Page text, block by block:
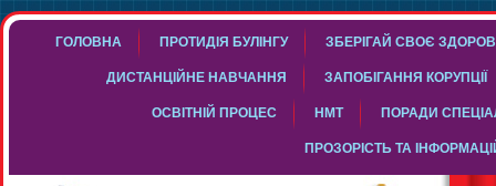
ГОЛОВНА ПРОТИДІЯ БУЛІНГУ ЗБЕРІГАЙ СВОЄ
ДИСТАНЦІЙНЕ НАВЧАННЯ ЗАПОБІГАННЯ КОРУПЦІЇ
ОСВІТНІЙ ПРОЦЕС НМТ ПОРАДИ
ПРОЗОРІСТЬ ТА